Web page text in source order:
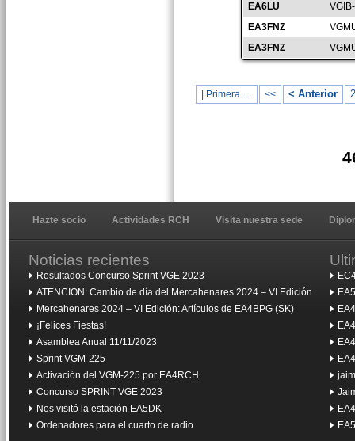
EA6LU
EA3FNZ
EA3FNZ
| Primera … << < Anterior
Hazte socio Actividades RCH Visita nuestra sede
Noticias recientes
Resultados Concurso Sprint VGE 2023
ATENCION: Cambio de día del Mercahenares 2024 – VI Edición
Mercahenares 2024 – VI Edición: Artículos de EA4BPG (SK)
¡Felices Fiestas!
Asamblea Anual 11/11/2023
Sprint VGM-225
Activación del VGM-225 por EA4RCH
Concurso SPRINT VGE 2023
Nos visitó la estación EA5DK
Ordenadores para el cuarto de radio